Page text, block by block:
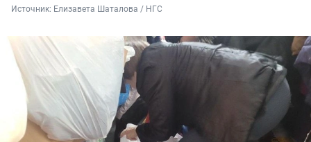
Источник: Елизавета Шаталова / НГС